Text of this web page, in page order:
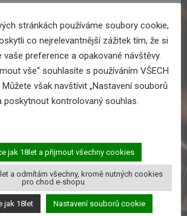
stránkách používáme soubory cookie,
co nejrelevantnější zážitek tím, že si
vaše preference a opakované návštěvy.
vše“ souhlasíte s používáním VŠECH
však navštívit „Nastavení souborů
poskytnout kontrolovaný souhlas.
jak 18let a přijmout všechny cookies
a odmítám všechny, kromě nutných cookies
pro chod e-shopu
jak 18let Nastavení souborů cookie